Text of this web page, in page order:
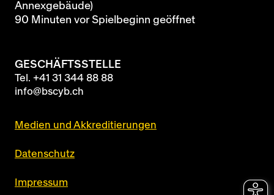
Annexgebäude)
90 Minuten vor Spielbeginn geöffnet
GESCHÄFTSSTELLE
Tel. +41 31 344 88 88
info@bscyb.ch
Medien und Akkreditierungen
Datenschutz
Impressum